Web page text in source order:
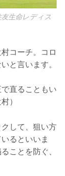
生命レディス
コーチ。コロ
と言います。
直ることもい
）
して、狙い方
るといいま
ことを防ぐ、